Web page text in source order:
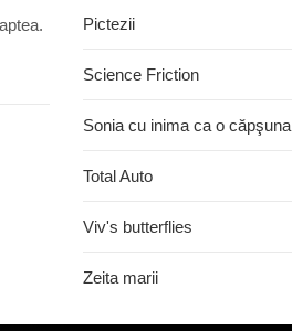
Pictezii
Science Friction
Sonia cu inima ca o căpşuna
Total Auto
Viv's butterflies
Zeita marii